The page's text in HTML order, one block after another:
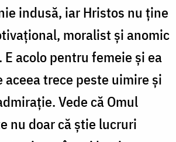
indusă, iar Hristos nu ține
moralist și anomic
acolo pentru femeie și ea
aceea trece peste uimire și
Vede că Omul
nu doar că știe lucruri